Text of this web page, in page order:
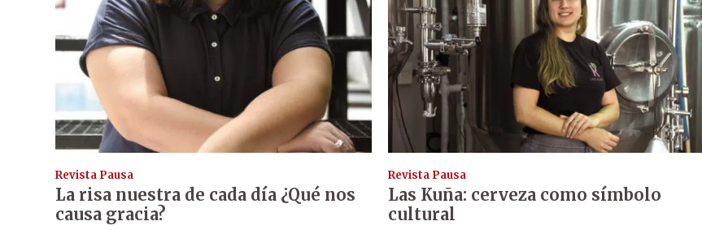
Revista Pausa
La risa nuestra de cada día ¿Qué nos
causa gracia?
Revista Pausa
Las Kuña: cerveza como símbolo
cultural